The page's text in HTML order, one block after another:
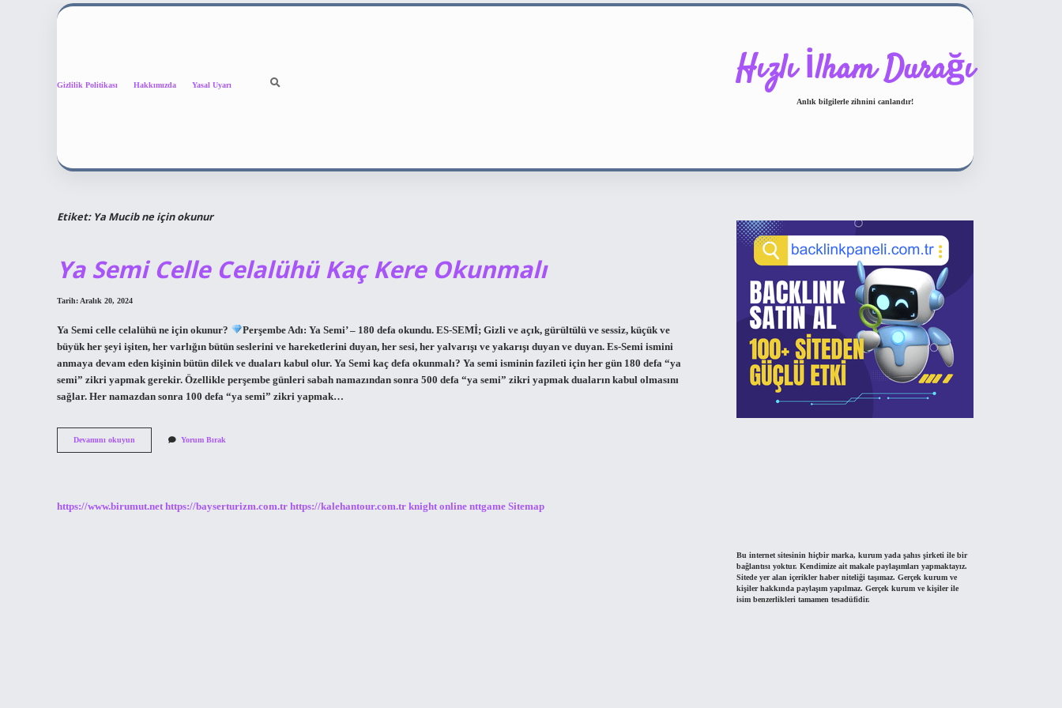
Gizlilik Politikası Hakkımızda Yasal Uyarı Hızlı İlham Durağı
Anlık bilgilerle zihnini canlandır!
Etiket: Ya Mucib ne için okunur
Ya Semi Celle Celalühü Kaç Kere Okunmalı
Tarih: Aralık 20, 2024
Ya Semi celle celalühü ne için okunur?
Perşembe Adı: Ya Semi’ – 180 defa okundu. ES-SEMİ; Gizli ve açık, gürültülü ve sessiz, küçük ve
büyük her şeyi işiten, her varlığın bütün seslerini ve hareketlerini duyan, her sesi, her yalvarışı ve yakarışı duyan ve duyan. Es-Semi ismini
anmaya devam eden kişinin bütün dilek ve duaları kabul olur. Ya Semi kaç defa okunmalı? Ya semi isminin fazileti için her gün 180 defa “ya
semi” zikri yapmak gerekir. Özellikle perşembe günleri sabah namazından sonra 500 defa “ya semi” zikri yapmak duaların kabul olmasını
sağlar. Her namazdan sonra 100 defa “ya semi” zikri yapmak…
Devamını okuyun
Semi
Okunmalı
Yorum Bırak
https://www.birumut.net https://bayserturizm.com.tr https://kalehantour.com.tr knight online nttgame Sitemap
Bu internet sitesinin hiçbir marka, kurum yada şahıs şirketi ile bir
bağlantısı yoktur. Kendimize ait makale paylaşımları yapmaktayız.
Sitede yer alan içerikler haber niteliği taşımaz. Gerçek kurum ve
kişiler hakkında paylaşım yapılmaz. Gerçek kurum ve kişiler ile
isim benzerlikleri tamamen tesadüfidir.